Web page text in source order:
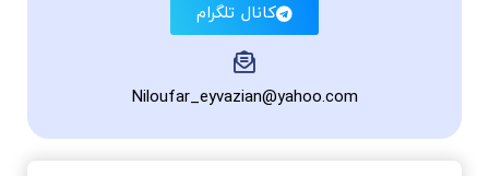
کانال تلگرام
Niloufar_eyvazian@yahoo.com